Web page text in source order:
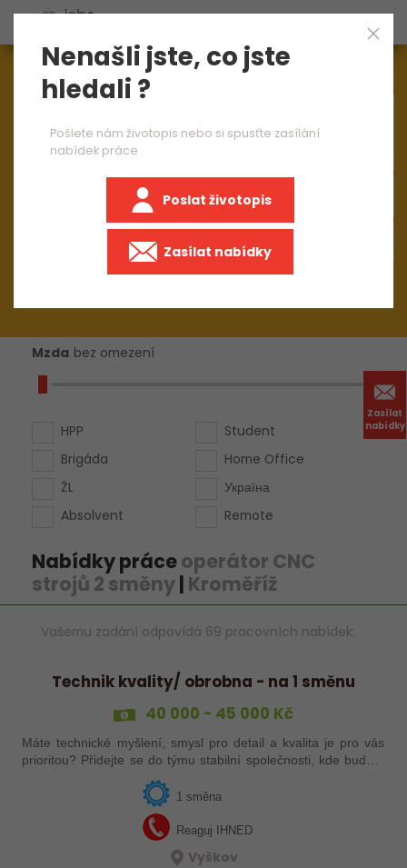
Zasílat
nabídky
Aktuálně1545nabídek práce
Mzda bez omezení
HPP
Brigáda
ŽL
Absolvent
Student
Home Office
Україна
Remote
Nabídky práceoperátor CNC
strojů 2 směny| Kroměříž
Vašemu zadání odpovídá 69 pracovních nabídek:
Technik kvality/ obrobna - na 1 směnu
40 000 - 45 000 Kč
Máte technické myšlení, smysl pro detail a kvalita je pro vás
prioritou? Přidejte se do týmu stabilní společnosti, kde budete
mít možnost podílet se na zajištění kvality výroby a
1 směna
Reaguj IHNED
Vyškov
Nenašli jste, co jste
hledali ?
Pošlete nám životopis nebo si spusťte zasílání
nabídek práce
Poslat životopis
Zasílat nabídky